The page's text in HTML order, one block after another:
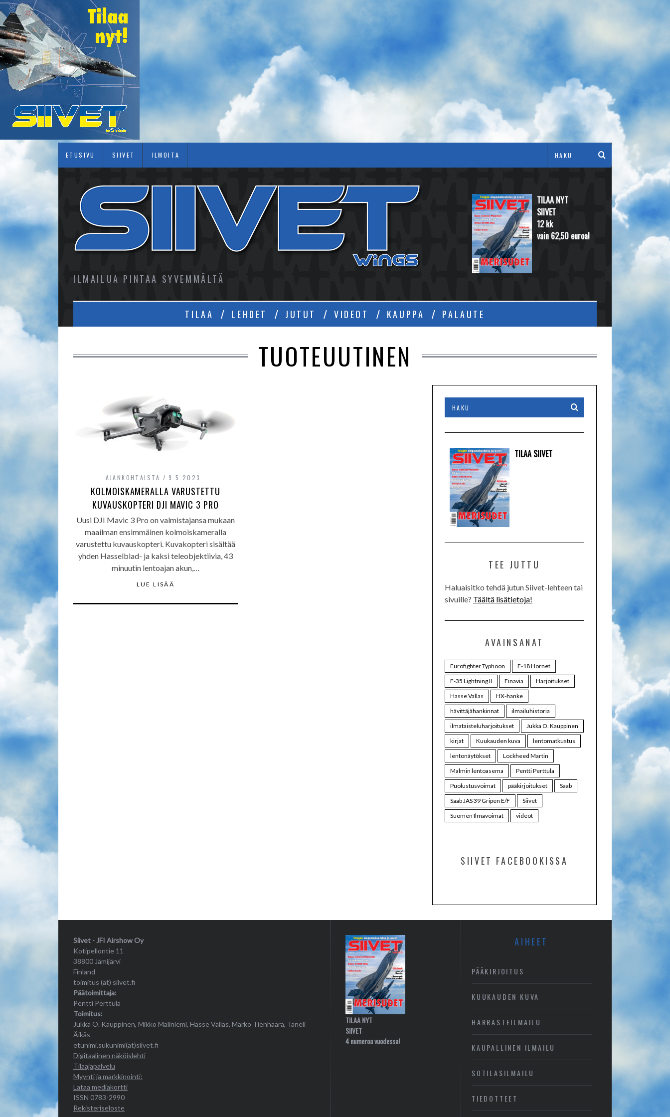
ETUSIVU SIIVET ILMOITA
ILMAILUA PINTAA SYVEMMÄLTÄ
TILAA NYT
SIIVET
12 kk
vain 62,50 euroa!
TILAA LEHDET JUTUT VIDEOT KAUPPA PALAUTE
TUOTEUUTINEN
AJANKOHTAISTA 9.5.2023
KOLMOISKAMERALLA VARUSTETTU
KUVAUSKOPTERI DJI MAVIC 3 PRO
Uusi DJI Mavic 3 Pro on valmistajansa mukaan
maailman ensimmäinen kolmoiskameralla
varustettu kuvauskopteri. Kuvakopteri sisältää
yhden Hasselblad- ja kaksi teleobjektiivia, 43
minuutin lentoajan akun,…
LUE LISÄÄ
TILAA SIIVET
TEE JUTTU
Haluaisitko tehdä jutun Siivet-lehteen tai
sivuille? Täältä lisätietoja!
AVAINSANAT
Eurofighter Typhoon
F-18 Hornet
F-35 Lightning II
Finavia
Harjoitukset
Hasse Vallas
HX-hanke
hävittäjähankinnat
ilmailuhistoria
ilmataisteluharjoitukset
Jukka O. Kauppinen
kirjat
Kuukauden kuva
lentomatkustus
lentonäytökset
Lockheed Martin
Malmin lentoasema
Pentti Perttula
Puolustusvoimat
pääkirjoitukset
Saab
Saab JAS 39 Gripen E/F
Siivet
Suomen Ilmavoimat
videot
SIIVET FACEBOOKISSA
Siivet - JFI Airshow Oy
Kotipellontie 11
38800 Jämijärvi
Finland
toimitus (ät) siivet.fi
Päätoimittaja:
Pentti Perttula
Toimitus:
Jukka O. Kauppinen, Mikko Maliniemi, Hasse Vallas, Marko Tienhaara, Taneli
Äikäs
etunimi.sukunimi(ät)siivet.fi
Digitaalinen näköislehti
Tilaajapalvelu
Myynti ja markkinointi:
Lataa mediakortti
ISSN 0783-2990
Rekisteriseloste
TILAA NYT
SIIVET
4 numeroa vuodessa!
AIHEET
PÄÄKIRJOITUS
KUUKAUDEN KUVA
HARRASTEILMAILU
KAUPALLINEN ILMAILU
SOTILASILMAILU
TIEDOTTEET